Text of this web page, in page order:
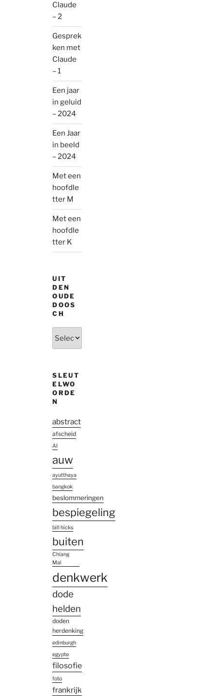
Claude
– 2
Gesprek
ken met
Claude
– 1
Een jaar
in geluid
– 2024
Een Jaar
in beeld
– 2024
Met een
hoofdle
tter M
Met een
hoofdle
tter K
UIT
DEN
OUDE
DOOS
CH
SLEUT
ELWO
ORDE
N
abstract
afscheid
AI
auw
ayutthaya
bangkok
beslommeringen
bespiegeling
bill hicks
buiten
Chiang
Mai
denkwerk
dode
helden
doden
herdenking
edinburgh
egypte
filosofie
foto
frankrijk